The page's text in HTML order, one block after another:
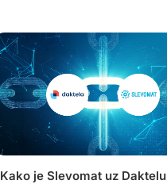
Kako je Slevomat uz Daktelu